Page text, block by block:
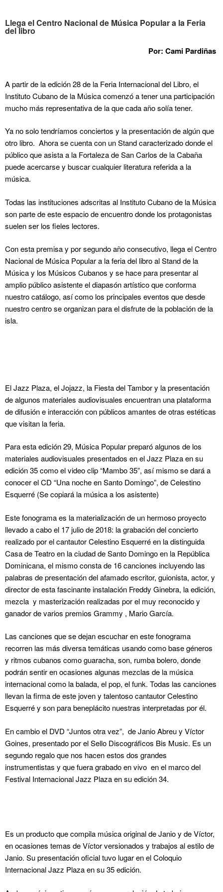
Llega el Centro Nacional de Música Popular a la Feria
del libro
Por: Cami Pardiñas
A partir de la edición 28 de la Feria Internacional del Libro, el
Instituto Cubano de la Música comenzó a tener una participación
mucho más representativa de la que cada año solía tener.
Ya no solo tendríamos conciertos y la presentación de algún que
otro libro. Ahora se cuenta con un Stand caracterizado donde el
público que asista a la Fortaleza de San Carlos de la Cabaña
puede acercarse y buscar cualquier literatura referida a la
música.
Todas las instituciones adscritas al Instituto Cubano de la Música
son parte de este espacio de encuentro donde los protagonistas
suelen ser los fieles lectores.
Con esta premisa y por segundo año consecutivo, llega el Centro
Nacional de Música Popular a la feria del libro al Stand de la
Música y los Músicos Cubanos y se hace para presentar al
amplio público asistente el diapasón artístico que conforma
nuestro catálogo, así como los principales eventos que desde
nuestro centro se organizan para el disfrute de la población de la
isla.
El Jazz Plaza, el Jojazz, la Fiesta del Tambor y la presentación
de algunos materiales audiovisuales encuentran una plataforma
de difusión e interacción con públicos amantes de otras estéticas
que visitan la feria.
Para esta edición 29, Música Popular preparó algunos de los
materiales audiovisuales presentados en el Jazz Plaza en su
edición 35 como el video clip “Mambo 35”, así mismo se dará a
conocer el CD “Una noche en Santo Domingo”, de Celestino
Esquerré (Se copiará la música a los asistente)
Este fonograma es la materialización de un hermoso proyecto
llevado a cabo el 17 julio de 2018: la grabación del concierto
realizado por el cantautor Celestino Esquerré en la distinguida
Casa de Teatro en la ciudad de Santo Domingo en la República
Dominicana, el mismo consta de 16 canciones incluyendo las
palabras de presentación del afamado escritor, guionista, actor, y
director de esta fascinante instalación Freddy Ginebra, la edición,
mezcla y masterización realizadas por el muy reconocido y
ganador de varios premios Grammy , Mario García.
Las canciones que se dejan escuchar en este fonograma
recorren las más diversa temáticas usando como base géneros
y ritmos cubanos como guaracha, son, rumba bolero, donde
podrán sentir en ocasiones algunas mezclas de la música
internacional como la balada, el pop, el funk. Todas las canciones
llevan la firma de este joven y talentoso cantautor Celestino
Esquerré y son para beneplácito nuestras interpretadas por él.
En cambio el DVD “Juntos otra vez”, de Janio Abreu y Víctor
Goines, presentado por el Sello Discográficos Bis Music. Es un
segundo regalo que nos hacen estos dos grandes
instrumentistas y que fuera grabado en vivo en el marco del
Festival Internacional Jazz Plaza en su edición 34.
Es un producto que compila música original de Janio y de Víctor,
en ocasiones temas de Víctor versionados y trabajos al estilo de
Janio. Su presentación oficial tuvo lugar en el Coloquio
Internacional Jazz Plaza en su 35 edición.